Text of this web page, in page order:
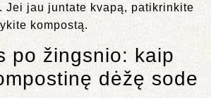
Jei jau juntate kvapą, patikrinkite
kompostą.
po žingsnio: kaip
dėžę sode